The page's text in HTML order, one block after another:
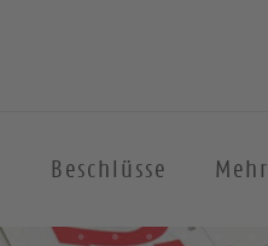
Beschlüsse Mehr